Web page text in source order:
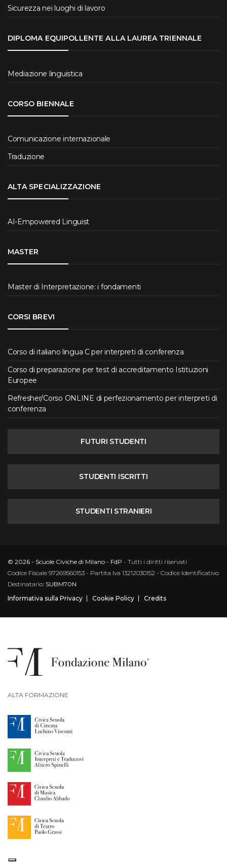
Sicurezza nei luoghi di lavoro
DIPLOMA EQUIPOLLENTE ALLA LAUREA TRIENNALE
Mediazione linguistica
CORSO BIENNALE
Comunicazione internazionale
Traduzione
ALTA SPECIALIZZAZIONE
AI-Empowered Linguist
MASTER
Master di Interpretazione: i fondamenti
CORSI BREVI
Corso di italiano lingua C per interpreti di conferenza
Corso di preparazione per test di accreditamento Istituzioni
Europee
Refresher/Corso ONLINE di perfezionamento per interpreti di
conferenza
FUTURI STUDENTI
STUDENTI ISCRITTI
STUDENTI STRANIERI
© 2026 - Scuole Civiche di Milano - FdP - Tutti i diritti riservati
Codice Fiscale 97269560153 - Partita Iva 13212030152 - Codice Identificativo
Destinatario: SUBM70N
Informativa sulla Privacy
Cookie Policy Credits
ALTA FORMAZIONE